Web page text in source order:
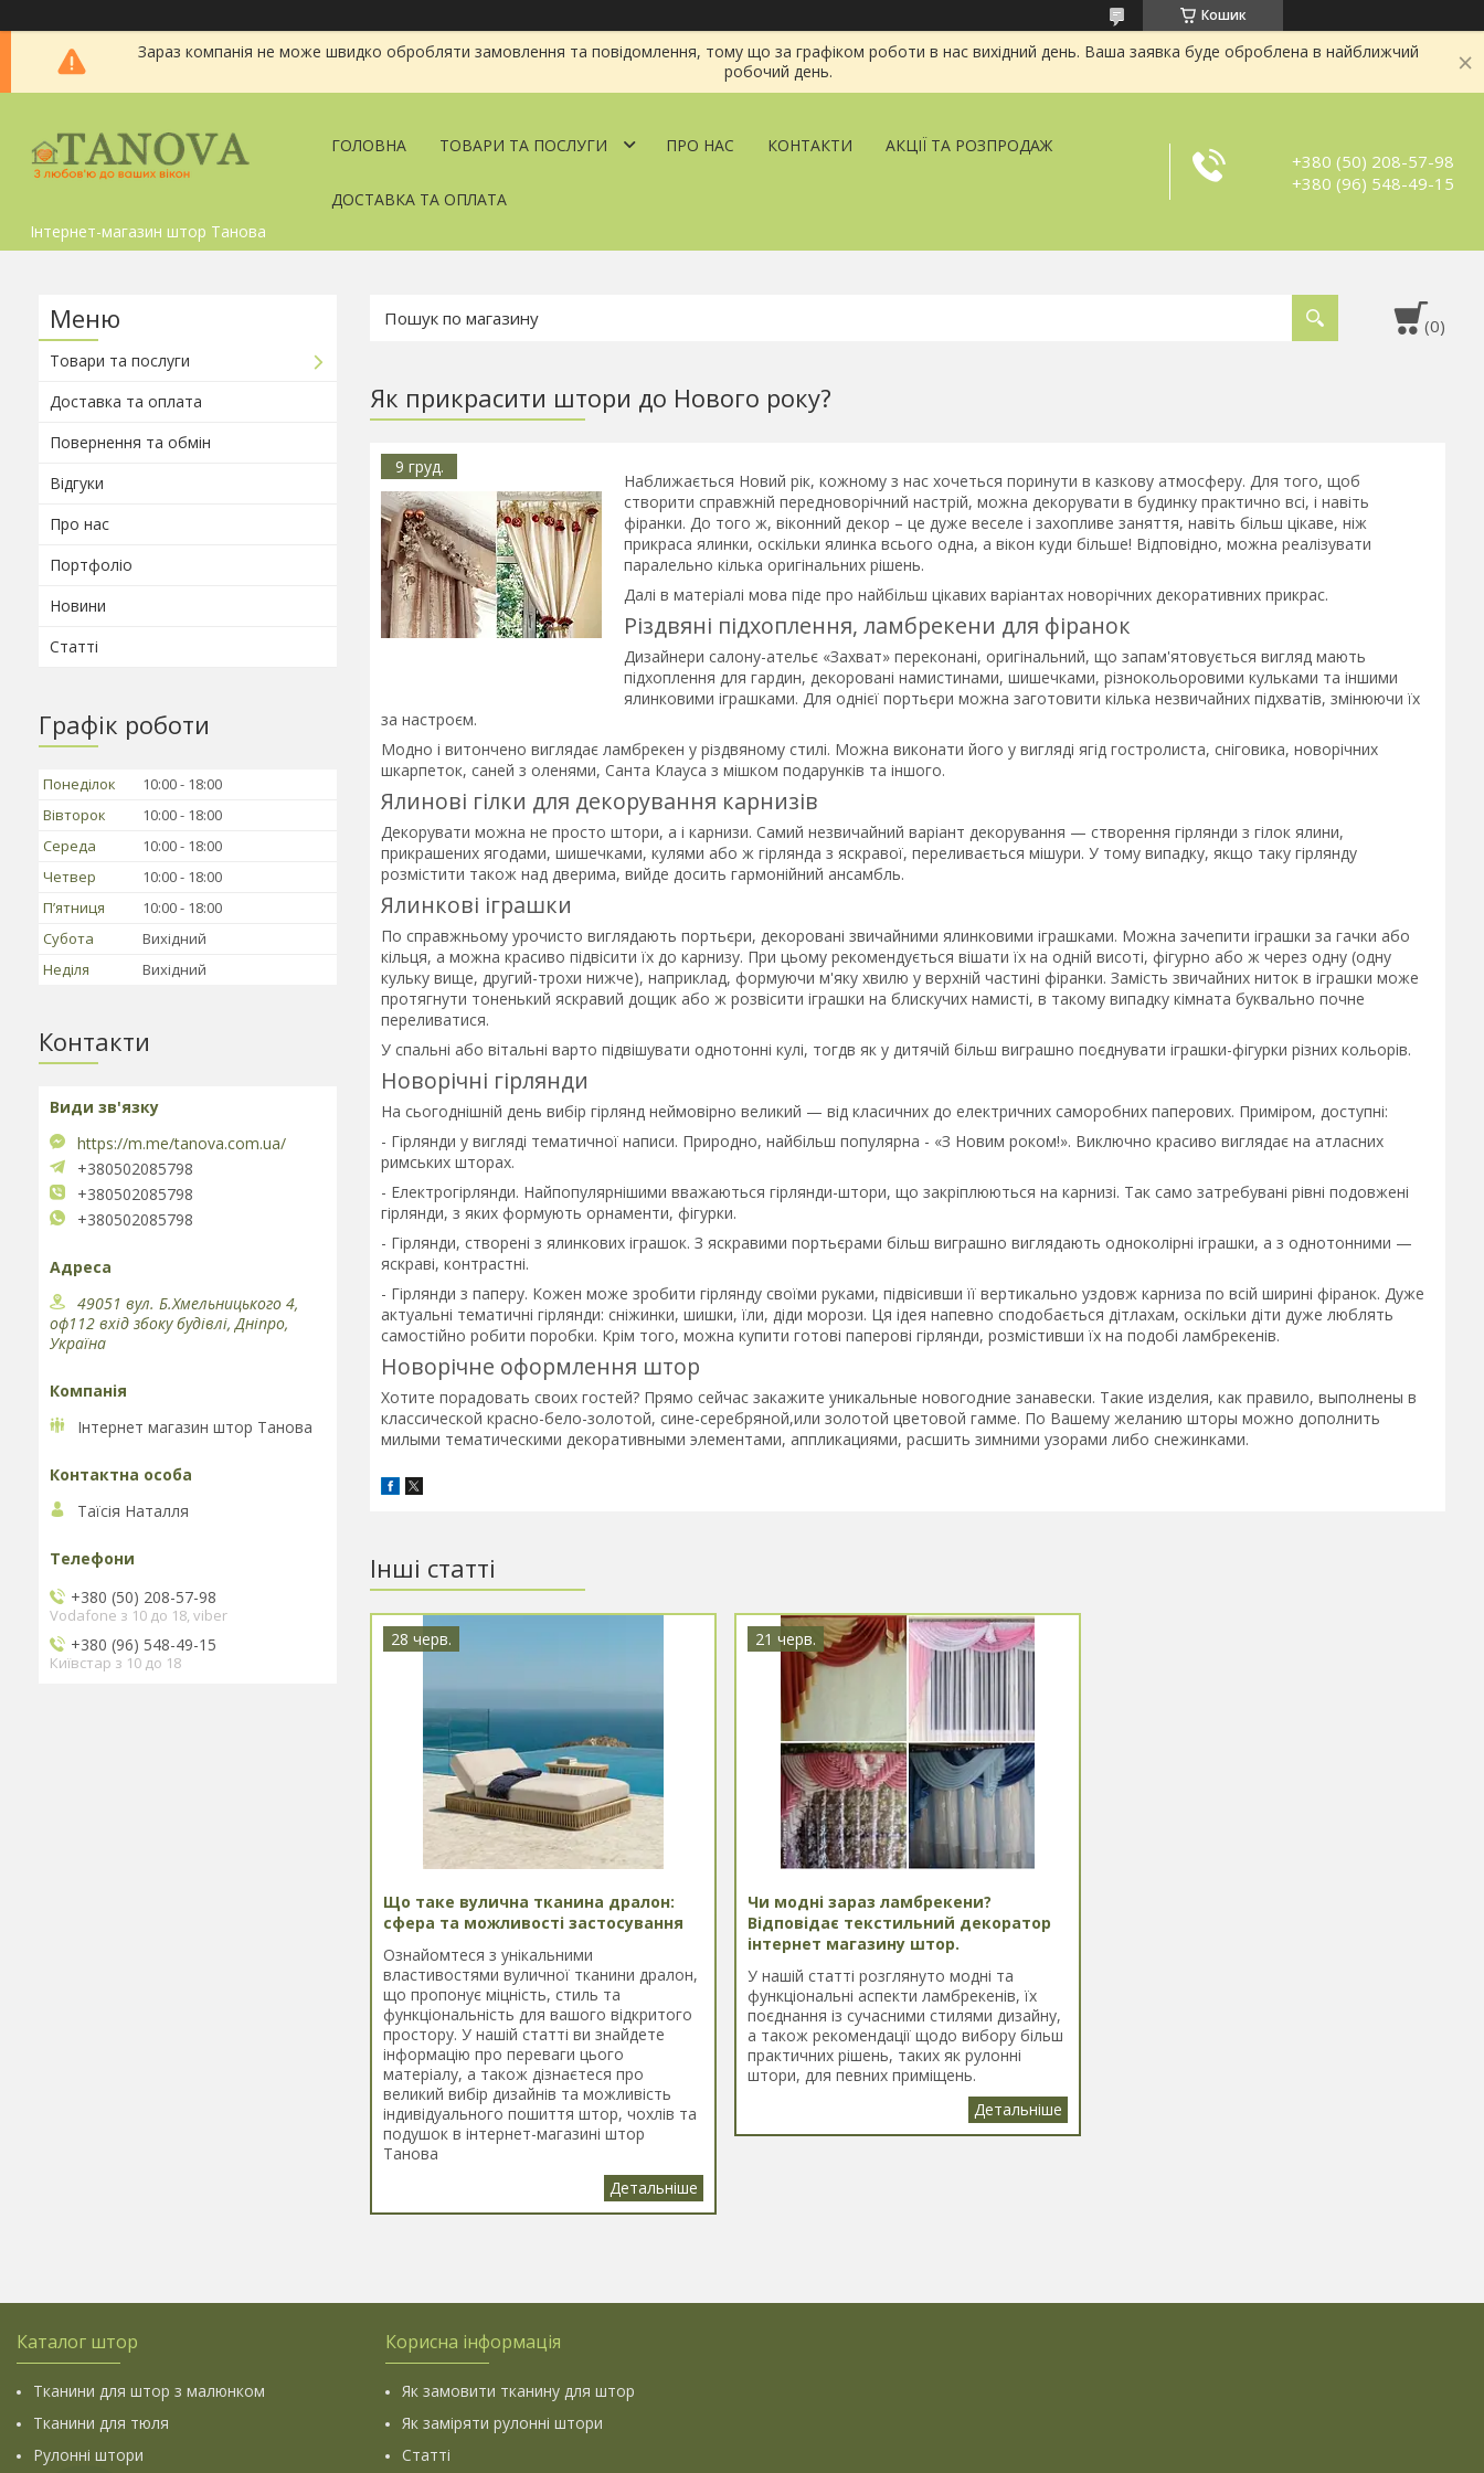
Кошик
Зараз компанія не може швидко обробляти замовлення та повідомлення, тому що за графіком роботи в нас вихідний день. Ваша заявка буде оброблена в найближчий
робочий день.
Інтернет-магазин штор Танова
ГОЛОВНА ТОВАРИ ТА ПОСЛУГИ ПРО НАС КОНТАКТИ АКЦІЇ ТА РОЗПРОДАЖ
ДОСТАВКА ТА ОПЛАТА
+380 (50) 208-57-98
+380 (96) 548-49-15
Як прикрасити штори до Нового року?
9 груд.
Наближається Новий рік, кожному з нас хочеться поринути в казкову атмосферу. Для того, щоб
створити справжній передноворічний настрій, можна декорувати в будинку практично всі, і навіть
фіранки. До того ж, віконний декор – це дуже веселе і захопливе заняття, навіть більш цікаве, ніж
прикраса ялинки, оскільки ялинка всього одна, а вікон куди більше! Відповідно, можна реалізувати
паралельно кілька оригінальних рішень.
Далі в матеріалі мова піде про найбільш цікавих варіантах новорічних декоративних прикрас.
Різдвяні підхоплення, ламбрекени для фіранок
Дизайнери салону-ательє «Захват» переконані, оригінальний, що запам'ятовується вигляд мають
підхоплення для гардин, декоровані намистинами, шишечками, різнокольоровими кульками та іншими
ялинковими іграшками. Для однієї портьєри можна заготовити кілька незвичайних підхватів, змінюючи їх
за настроєм.
Модно і витончено виглядає ламбрекен у різдвяному стилі. Можна виконати його у вигляді ягід гостролиста, сніговика, новорічних
шкарпеток, саней з оленями, Санта Клауса з мішком подарунків та іншого.
Ялинові гілки для декорування карнизів
Декорувати можна не просто штори, а і карнизи. Самий незвичайний варіант декорування — створення гірлянди з гілок ялини,
прикрашених ягодами, шишечками, кулями або ж гірлянда з яскравої, переливається мішури. У тому випадку, якщо таку гірлянду
розмістити також над дверима, вийде досить гармонійний ансамбль.
Ялинкові іграшки
По справжньому урочисто виглядають портьєри, декоровані звичайними ялинковими іграшками. Можна зачепити іграшки за гачки або
кільця, а можна красиво підвісити їх до карнизу. При цьому рекомендується вішати їх на одній висоті, фігурно або ж через одну (одну
кульку вище, другий-трохи нижче), наприклад, формуючи м'яку хвилю у верхній частині фіранки. Замість звичайних ниток в іграшки може
протягнути тоненький яскравий дощик або ж розвісити іграшки на блискучих намисті, в такому випадку кімната буквально почне
переливатися.
У спальні або вітальні варто підвішувати однотонні кулі, тогдв як у дитячій більш виграшно поєднувати іграшки-фігурки різних кольорів.
Новорічні гірлянди
На сьогоднішній день вибір гірлянд неймовірно великий — від класичних до електричних саморобних паперових. Приміром, доступні:
- Гірлянди у вигляді тематичної написи. Природно, найбільш популярна - «З Новим роком!». Виключно красиво виглядає на атласних
римських шторах.
- Електрогірлянди. Найпопулярнішими вважаються гірлянди-штори, що закріплюються на карнизі. Так само затребувані рівні подовжені
гірлянди, з яких формують орнаменти, фігурки.
- Гірлянди, створені з ялинкових іграшок. З яскравими портьєрами більш виграшно виглядають одноколірні іграшки, а з однотонними —
яскраві, контрастні.
- Гірлянди з паперу. Кожен може зробити гірлянду своїми руками, підвісивши її вертикально уздовж карниза по всій ширині фіранок. Дуже
актуальні тематичні гірлянди: сніжинки, шишки, їли, діди морози. Ця ідея напевно сподобається дітлахам, оскільки діти дуже люблять
самостійно робити поробки. Крім того, можна купити готові паперові гірлянди, розмістивши їх на подобі ламбрекенів.
Новорічне оформлення штор
Хотите порадовать своих гостей? Прямо сейчас закажите уникальные новогодние занавески. Такие изделия, как правило, выполнены в
классической красно-бело-золотой, сине-серебряной,или золотой цветовой гамме. По Вашему желанию шторы можно дополнить
милыми тематическими декоративными элементами, аппликациями, расшить зимними узорами либо снежинками.
Інші статті
28 черв.
Що таке вулична тканина дралон:
сфера та можливості застосування
Ознайомтеся з унікальними
властивостями вуличної тканини дралон,
що пропонує міцність, стиль та
функціональність для вашого відкритого
простору. У нашій статті ви знайдете
інформацію про переваги цього
матеріалу, а також дізнаєтеся про
великий вибір дизайнів та можливість
індивідуального пошиття штор, чохлів та
подушок в інтернет-магазині штор
Танова
21 черв.
Чи модні зараз ламбрекени?
Відповідає текстильний декоратор
інтернет магазину штор.
У нашій статті розглянуто модні та
функціональні аспекти ламбрекенів, їх
поєднання із сучасними стилями дизайну,
а також рекомендації щодо вибору більш
практичних рішень, таких як рулонні
штори, для певних приміщень.
Товари та послуги
Доставка та оплата
Повернення та обмін
Відгуки
Про нас
Портфоліо
Новини
Статті
Графік роботи
Понеділок 10:00
18:00
Вівторок
10:00
18:00
Середа
10:00
18:00
Четвер
10:00
18:00
Пʼятниця
10:00
18:00
Субота
Вихідний
Неділя
Вихідний
Контакти
https://m.me/tanova.com.ua/
+380502085798
+380502085798
+380502085798
49051 вул. Б.Хмельницького 4,
оф112 вхід збоку будівлі, Дніпро,
Україна
Інтернет магазин штор Танова
Таїсія Наталля
+380 (50) 208-57-98
Vodafone з 10 до 18, viber
+380 (96) 548-49-15
Київстар з 10 до 18
Каталог штор
Тканини для штор з малюнком
Тканини для тюля
Рулонні штори
Корисна інформація
Як замовити тканину для штор
Як заміряти рулонні штори
Статті